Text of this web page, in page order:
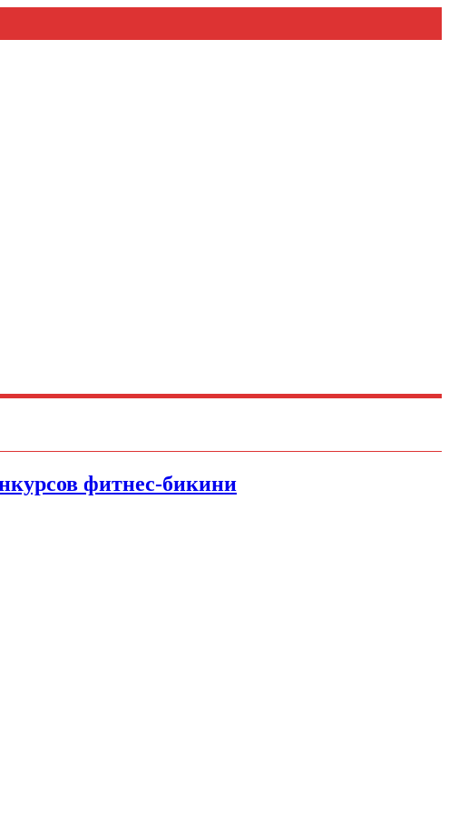
фитнес-бикини